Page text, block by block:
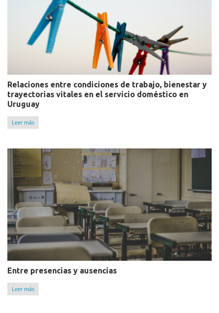
Relaciones entre condiciones de trabajo, bienestar y
trayectorias vitales en el servicio doméstico en
Uruguay
Leer más
Entre presencias y ausencias
Leer más